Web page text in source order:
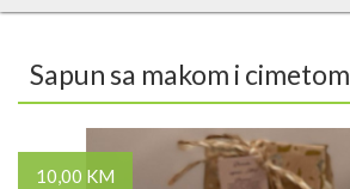
Sapun sa makom i cimetom
10,00 KM